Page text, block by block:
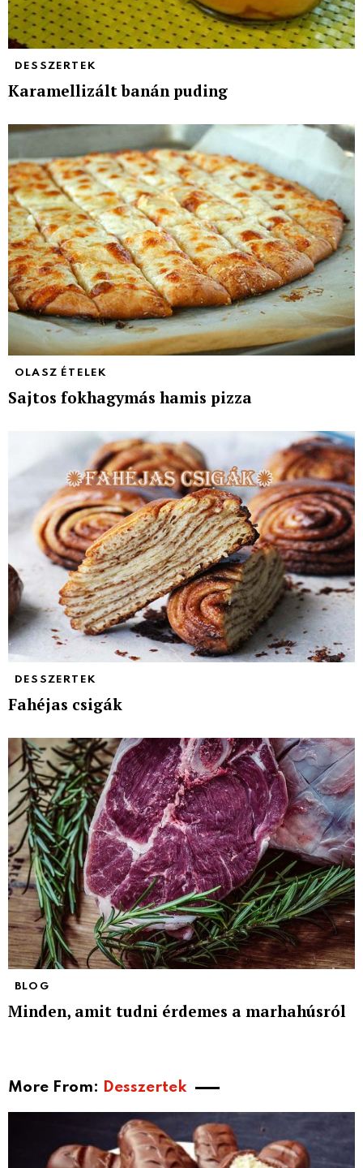
DESSZERTEK
Karamellizált banán puding
OLASZ ÉTELEK
Sajtos fokhagymás hamis pizza
DESSZERTEK
Fahéjas csigák
BLOG
Minden, amit tudni érdemes a marhahúsról
More From: Desszertek